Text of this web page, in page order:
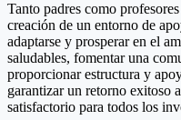
Tanto padres como
creación de un entorno de
adaptarse y prosperar en el
saludables, fomentar una
proporcionar estructura y
garantizar un retorno exitoso
satisfactorio para todos los